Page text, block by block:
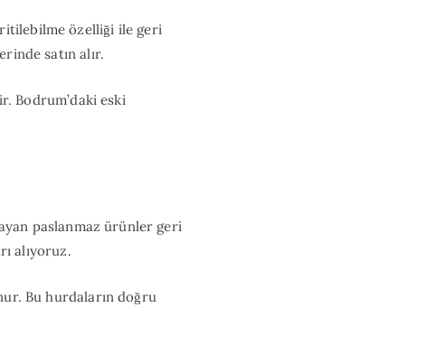
özelliği ile geri
satın alır.
Bodrum’daki eski
paslanmaz ürünler geri
alıyoruz.
Bu hurdaların doğru